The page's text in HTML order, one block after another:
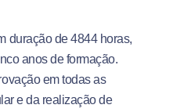
duração de 4844 horas,
anos de formação.
em todas as
e da realização de